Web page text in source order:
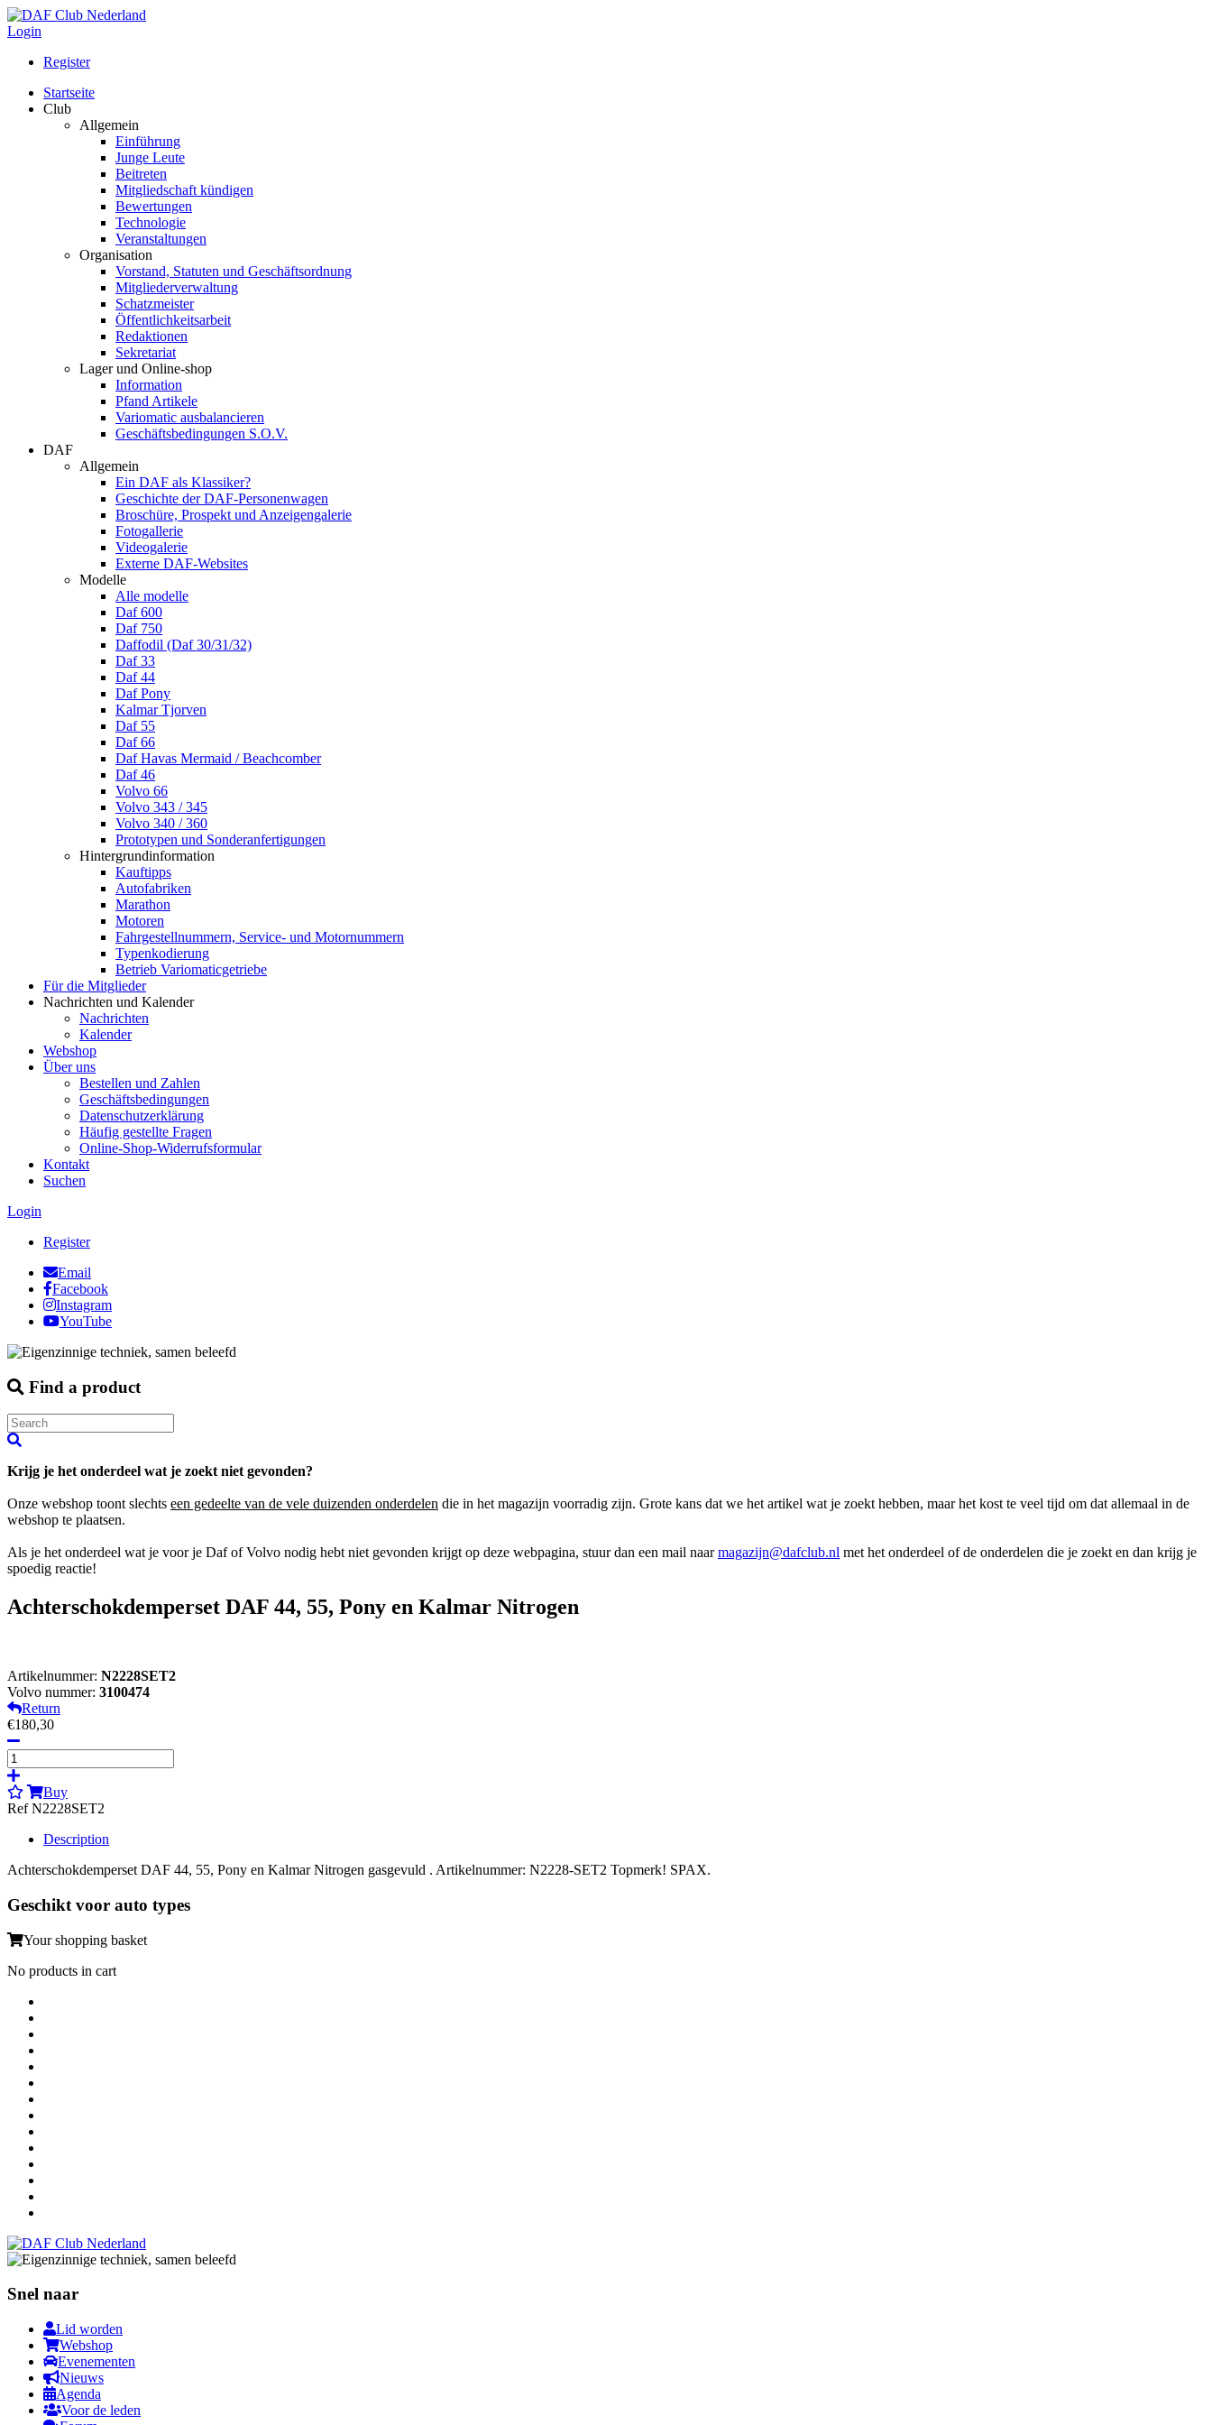
Login
Register
Startseite
Club
Allgemein
Einführung
Junge Leute
Beitreten
Mitgliedschaft kündigen
Bewertungen
Technologie
Veranstaltungen
Organisation
Vorstand, Statuten und Geschäftsordnung
Mitgliederverwaltung
Schatzmeister
Öffentlichkeitsarbeit
Redaktionen
Sekretariat
Lager und Online-shop
Information
Pfand Artikele
Variomatic ausbalancieren
Geschäftsbedingungen S.O.V.
DAF
Allgemein
Ein DAF als Klassiker?
Geschichte der DAF-Personenwagen
Broschüre, Prospekt und Anzeigengalerie
Fotogallerie
Videogalerie
Externe DAF-Websites
Modelle
Alle modelle
Daf 600
Daf 750
Daffodil (Daf 30/31/32)
Daf 33
Daf 44
Daf Pony
Kalmar Tjorven
Daf 55
Daf 66
Daf Havas Mermaid / Beachcomber
Daf 46
Volvo 66
Volvo 343 / 345
Volvo 340 / 360
Prototypen und Sonderanfertigungen
Hintergrundinformation
Kauftipps
Autofabriken
Marathon
Motoren
Fahrgestellnummern, Service- und Motornummern
Typenkodierung
Betrieb Variomaticgetriebe
Für die Mitglieder
Nachrichten und Kalender
Nachrichten
Kalender
Webshop
Über uns
Bestellen und Zahlen
Geschäftsbedingungen
Datenschutzerklärung
Häufig gestellte Fragen
Online-Shop-Widerrufsformular
Kontakt
Suchen
Login
Register
Email
Facebook
Instagram
YouTube
Find a product
Krijg je het onderdeel wat je zoekt niet gevonden?
Onze webshop toont slechts een gedeelte van de vele duizenden onderdelen die in het magazijn voorradig zijn. Grote kans dat we het artikel wat je zoekt hebben, maar het kost te veel tijd om dat allemaal in de
webshop te plaatsen.
Als je het onderdeel wat je voor je Daf of Volvo nodig hebt niet gevonden krijgt op deze webpagina, stuur dan een mail naarmagazijn@dafclub.nl met het onderdeel of de onderdelen die je zoekt en dan krijg je
spoedig reactie!
Achterschokdemperset DAF 44, 55, Pony en Kalmar Nitrogen
Artikelnummer: N2228SET2
Volvo nummer: 3100474
Return
€180,30
Buy
Ref N2228SET2
Description
Achterschokdemperset DAF 44, 55, Pony en Kalmar Nitrogen gasgevuld . Artikelnummer: N2228-SET2 Topmerk! SPAX.
Geschikt voor auto types
Your shopping basket
No products in cart
Snel naar
Lid worden
Webshop
Evenementen
Nieuws
Agenda
Voor de leden